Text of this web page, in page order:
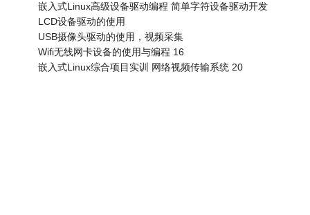
嵌入式Linux高级设备驱动编程 简单字符设备驱动开发
LCD设备驱动的使用
USB摄像头驱动的使用，视频采集
Wifi无线网卡设备的使用与编程 16
嵌入式Linux综合项目实训 网络视频传输系统 20